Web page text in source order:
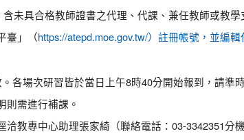
未具合格教師證書之代理、代課、兼任教師或教學
臺」（ https://atepd.moe.gov.tw/）註冊帳號，並編
各場次研習皆於當日上午8時40分開始報到，請
則需進行補課。
教專中心助理張家綺（聯絡電話：03-3342351分